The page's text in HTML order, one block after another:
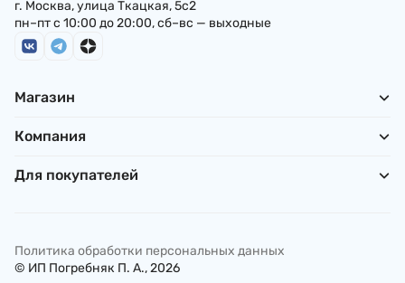
г. Москва, улица Ткацкая, 5с2
пн–пт с 10:00 до 20:00, сб–вс — выходные
Магазин
Компания
Для покупателей
© ИП Погребняк П. А., 2026
Политика обработки персональных данных